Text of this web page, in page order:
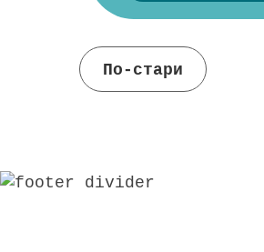
Навигация
По-стари